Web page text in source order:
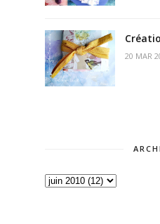
20 MAR